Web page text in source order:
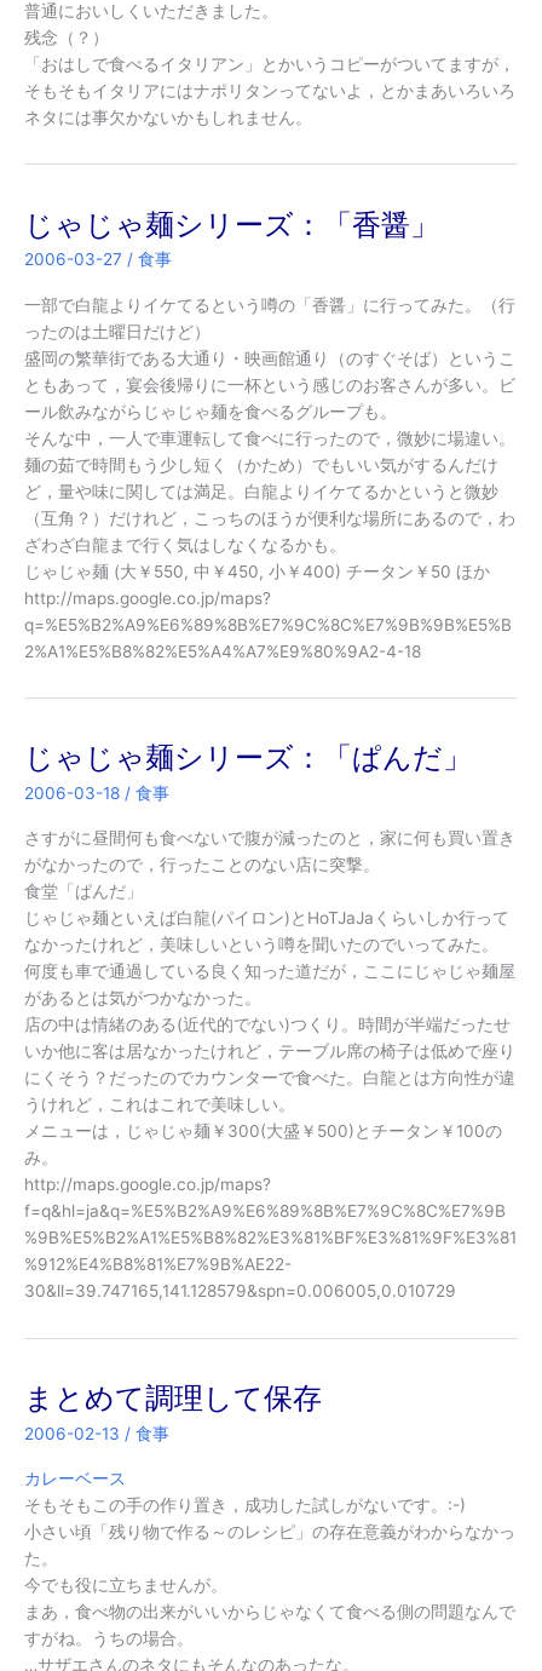
普通においしくいただきました。
残念（？）
「おはしで食べるイタリアン」とかいうコピーがついてますが，
そもそもイタリアにはナポリタンってないよ，とかまあいろいろ
ネタには事欠かないかもしれません。
じゃじゃ麺シリーズ：「香醤」
2006-03-27 / 食事
一部で白龍よりイケてるという噂の「香醤」に行ってみた。（行
ったのは土曜日だけど）
盛岡の繁華街である大通り・映画館通り（のすぐそば）というこ
ともあって，宴会後帰りに一杯という感じのお客さんが多い。ビ
ール飲みながらじゃじゃ麺を食べるグループも。
そんな中，一人で車運転して食べに行ったので，微妙に場違い。
麺の茹で時間もう少し短く（かため）でもいい気がするんだけ
ど，量や味に関しては満足。白龍よりイケてるかというと微妙
（互角？）だけれど，こっちのほうが便利な場所にあるので，わ
ざわざ白龍まで行く気はしなくなるかも。
じゃじゃ麺 (大￥550, 中￥450, 小￥400) チータン￥50 ほか
http://maps.google.co.jp/maps?
q=%E5%B2%A9%E6%89%8B%E7%9C%8C%E7%9B%9B%E5%B
2%A1%E5%B8%82%E5%A4%A7%E9%80%9A2-4-18
じゃじゃ麺シリーズ：「ぱんだ」
2006-03-18 / 食事
さすがに昼間何も食べないで腹が減ったのと，家に何も買い置き
がなかったので，行ったことのない店に突撃。
食堂「ぱんだ」
じゃじゃ麺といえば白龍(パイロン)とHoTJaJaくらいしか行って
なかったけれど，美味しいという噂を聞いたのでいってみた。
何度も車で通過している良く知った道だが，ここにじゃじゃ麺屋
があるとは気がつかなかった。
店の中は情緒のある(近代的でない)つくり。時間が半端だったせ
いか他に客は居なかったけれど，テーブル席の椅子は低めで座り
にくそう？だったのでカウンターで食べた。白龍とは方向性が違
うけれど，これはこれで美味しい。
メニューは，じゃじゃ麺￥300(大盛￥500)とチータン￥100の
み。
http://maps.google.co.jp/maps?
f=q&hl=ja&q=%E5%B2%A9%E6%89%8B%E7%9C%8C%E7%9B
%9B%E5%B2%A1%E5%B8%82%E3%81%BF%E3%81%9F%E3%81
%912%E4%B8%81%E7%9B%AE22-
30&ll=39.747165,141.128579&spn=0.006005,0.010729
まとめて調理して保存
2006-02-13 / 食事
カレーベース
そもそもこの手の作り置き，成功した試しがないです。:-)
小さい頃「残り物で作る～のレシピ」の存在意義がわからなかっ
た。
今でも役に立ちませんが。
まあ，食べ物の出来がいいからじゃなくて食べる側の問題なんで
すがね。うちの場合。
…サザエさんのネタにもそんなのあったな。